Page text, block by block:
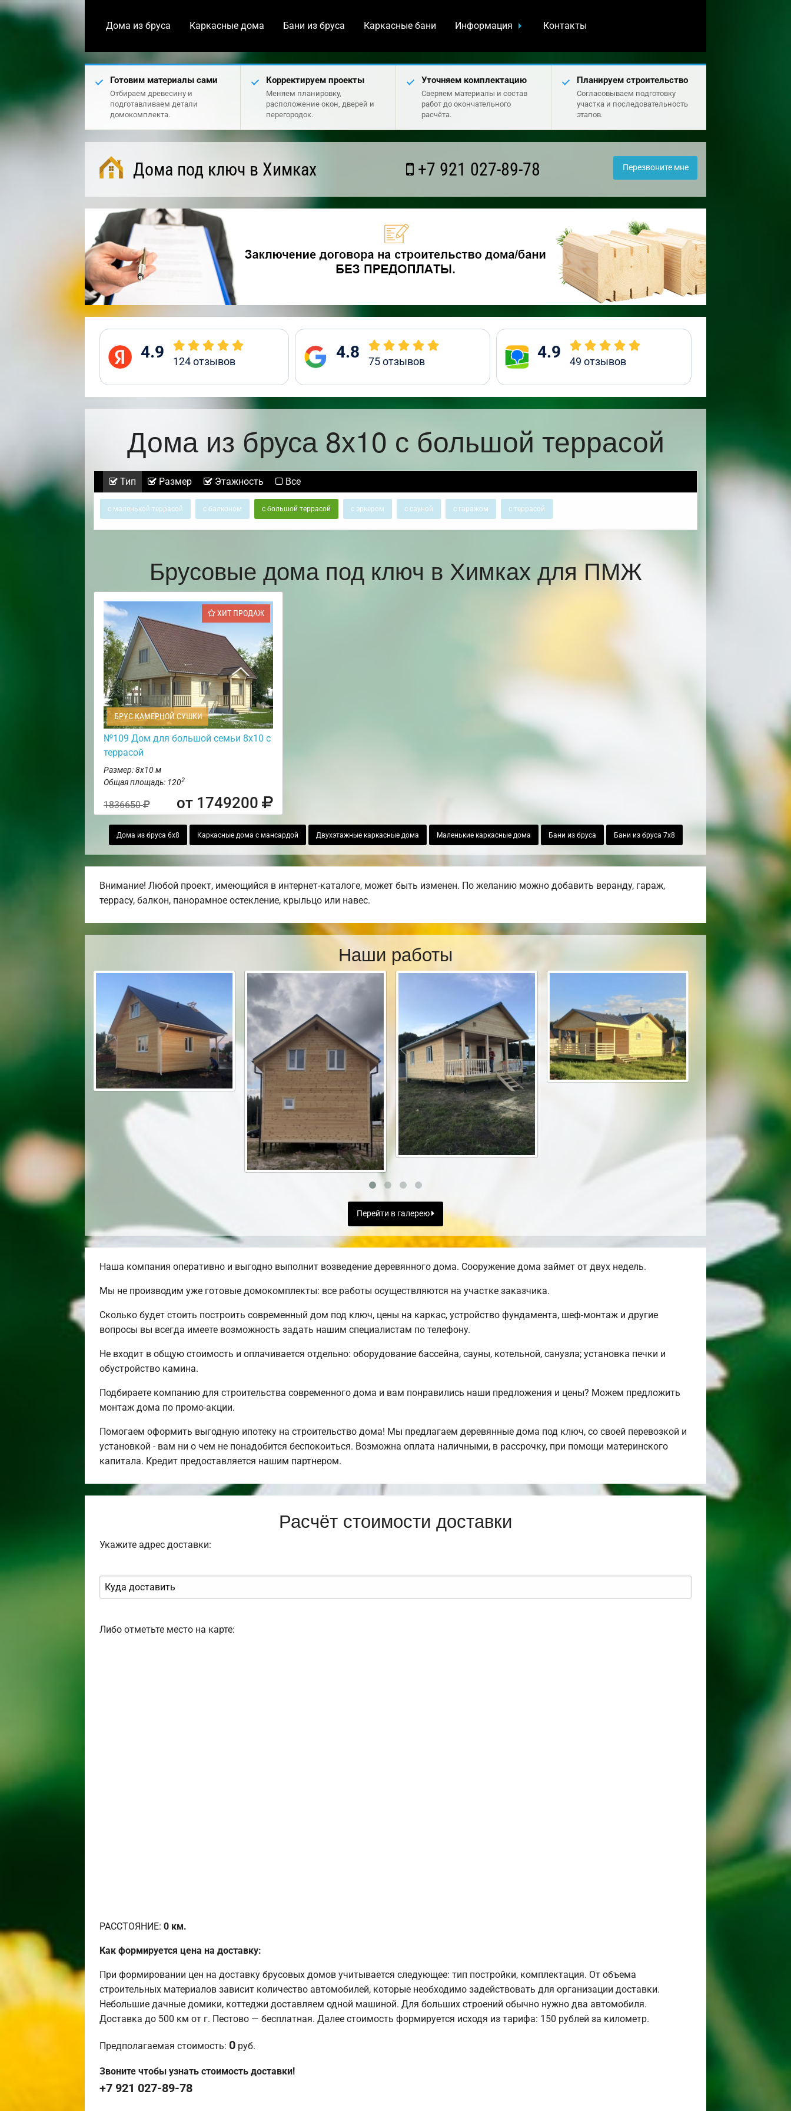
Дома из бруса Каркасные дома Бани из бруса Каркасные бани Информация Контакты
Готовим материалы сами
Отбираем древесину и
подготавливаем детали
домокомплекта.
Корректируем проекты
Меняем планировку,
расположение окон, дверей и
перегородок.
Уточняем комплектацию
Сверяем материалы и состав
работ до окончательного
расчёта.
Планируем строительство
Согласовываем подготовку
участка и последовательность
этапов.
Дома под ключ в Химках +7 921 027-89-78 Перезвоните мне
4.9 124отзывов 4.8 75отзывов 4.9 49 отзывов
Дома из бруса 8х10 с большой террасой
Тип Размер Этажность Все
с маленькой террасой с балконом с большой террасой с эркером с сауной с гаражом с террасой
Брусовые дома под ключ в Химках для ПМЖ
ХИТ ПРОДАЖ
БРУС КАМЕРНОЙ СУШКИ
№109 Дом для большой семьи 8х10 с
террасой
Размер: 8х10 м
Общая площадь: 1202
1836650 от 1749200
Дома из бруса 6х8 Каркасные дома с мансардой Двухэтажные каркасные дома Маленькие каркасные дома Бани из бруса Бани из бруса 7х8
Внимание! Любой проект, имеющийся в интернет-каталоге, может быть изменен. По желанию можно добавить веранду, гараж,
террасу, балкон, панорамное остекление, крыльцо или навес.
Наши работы
Перейти в галерею
Наша компания оперативно и выгодно выполнит возведение деревянного дома. Сооружение дома займет от двух недель.
Мы не производим уже готовые домокомплекты: все работы осуществляются на участке заказчика.
Сколько будет стоить построить современный дом под ключ, цены на каркас, устройство фундамента, шеф-монтаж и другие
вопросы вы всегда имеете возможность задать нашим специалистам по телефону.
Не входит в общую стоимость и оплачивается отдельно: оборудование бассейна, сауны, котельной, санузла; установка печки и
обустройство камина.
Подбираете компанию для строительства современного дома и вам понравились наши предложения и цены? Можем предложить
монтаж дома по промо-акции.
Помогаем оформить выгодную ипотеку на строительство дома! Мы предлагаем деревянные дома под ключ, со своей перевозкой и
установкой - вам ни о чем не понадобится беспокоиться. Возможна оплата наличными, в рассрочку, при помощи материнского
капитала. Кредит предоставляется нашим партнером.
Расчёт стоимости доставки
Укажите адрес доставки:
Либо отметьте место на карте:
РАССТОЯНИЕ: 0 км.
Как формируется цена на доставку:
При формировании цен на доставку брусовых домов учитывается следующее: тип постройки, комплектация. От объема
строительных материалов зависит количество автомобилей, которые необходимо задействовать для организации доставки.
Небольшие дачные домики, коттеджи доставляем одной машиной. Для больших строений обычно нужно два автомобиля.
Доставка до 500 км от г. Пестово — бесплатная. Далее стоимость формируется исходя из тарифа: 150 рублей за километр.
Предполагаемая стоимость: 0 руб.
Звоните чтобы узнать стоимость доставки!
+7 921 027-89-78